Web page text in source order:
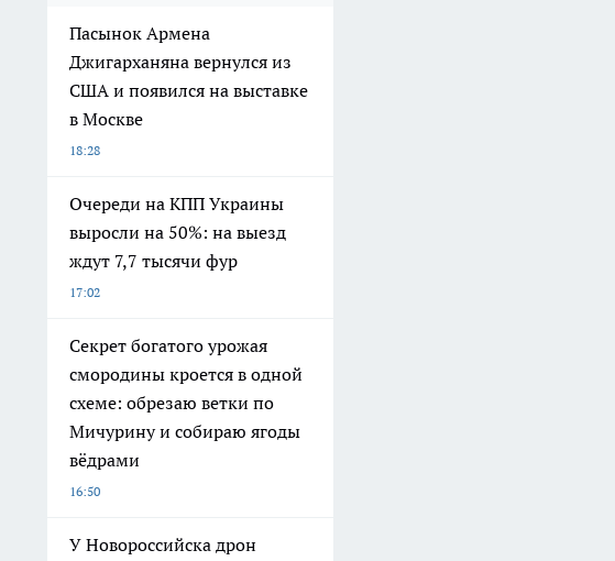
Пасынок Армена
Джигарханяна вернулся из
США и появился на выставке
в Москве
18:28
Очереди на КПП Украины
выросли на 50%: на выезд
ждут 7,7 тысячи фур
17:02
Секрет богатого урожая
смородины кроется в одной
схеме: обрезаю ветки по
Мичурину и собираю ягоды
вёдрами
16:50
У Новороссийска дрон